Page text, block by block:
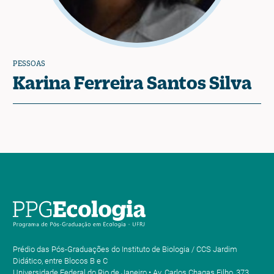
PESSOAS
Karina Ferreira Santos Silva
Prédio das Pós-Graduações do Instituto de Biologia / CCS Jardim
Didático, entre Blocos B e C